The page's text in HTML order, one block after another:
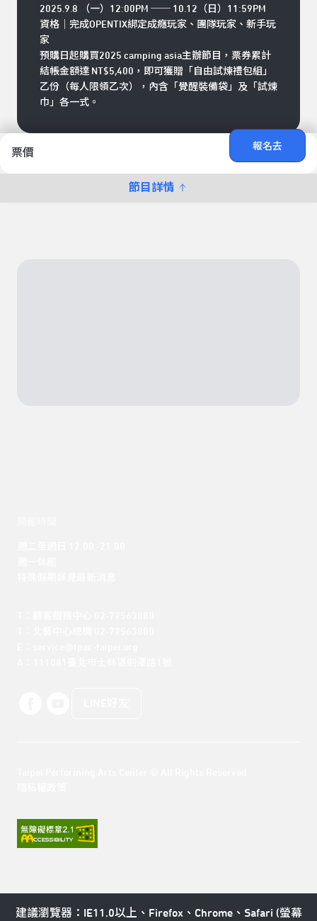
票價
報名去
節目詳情
2025.9.8 （一）12:00PM ── 10.12（日）11:59PM
資格｜完成OPENTIX綁定成癮玩家、團隊玩家、新手玩
家
預購日起購買2025 camping asia主辦節目，票券累計
結帳金額達 NT$5,400，即可獲贈「自由試煉禮包組」
乙份（每人限領乙次），內含「覺醒裝備袋」及「試煉
巾」各一式。
建議瀏覽器：IE11.0以上、Firefox、Chrome、Safari (螢幕